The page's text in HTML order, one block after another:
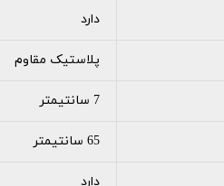
دارد
پلاستیک مقاوم
7 سانتیمتر
65 سانتیمتر
دارد